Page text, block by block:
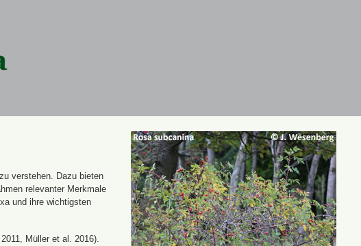
verstehen. Dazu bieten
relevanter Merkmale
und ihre wichtigsten
Müller et al. 2016).